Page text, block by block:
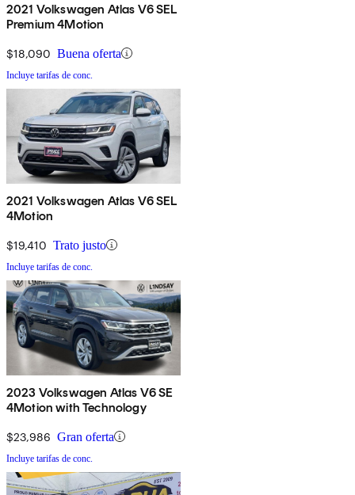
2021 Volkswagen Atlas V6 SEL
Premium 4Motion
$18,090 Buena oferta
Incluye tarifas de conc.
2021 Volkswagen Atlas V6 SEL
4Motion
$19,410 Trato justo
Incluye tarifas de conc.
2023 Volkswagen Atlas V6 SE
4Motion with Technology
$23,986 Gran oferta
Incluye tarifas de conc.